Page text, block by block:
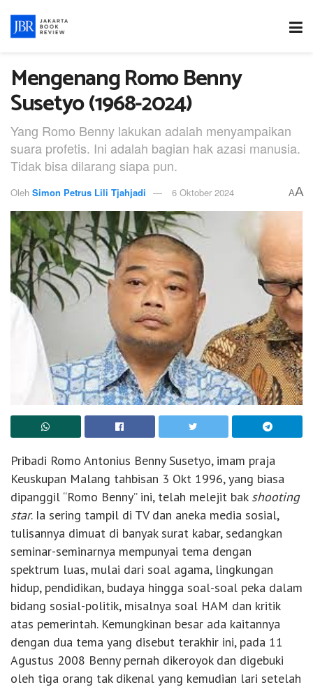
Mengenang Romo Benny
Susetyo (1968-2024)
Yang Romo Benny lakukan adalah menyampaikan
suara profetis. Ini adalah bagian hak azasi manusia.
Tidak bisa dilarang siapa pun.
Oleh Simon Petrus Lili Tjahjadi 6 Oktober 2024 AA
Pribadi Romo Antonius Benny Susetyo, imam praja
Keuskupan Malang tahbisan 3 Okt 1996, yang biasa
dipanggil “Romo Benny” ini, telah melejit bak shooting
star. Ia sering tampil di TV dan aneka media sosial,
tulisannya dimuat di banyak surat kabar, sedangkan
seminar-seminarnya mempunyai tema dengan
spektrum luas, mulai dari soal agama, lingkungan
hidup, pendidikan, budaya hingga soal-soal peka dalam
bidang sosial-politik, misalnya soal HAM dan kritik
atas pemerintah. Kemungkinan besar ada kaitannya
dengan dua tema yang disebut terakhir ini, pada 11
Agustus 2008 Benny pernah dikeroyok dan digebuki
oleh tiga orang tak dikenal yang kemudian lari setelah